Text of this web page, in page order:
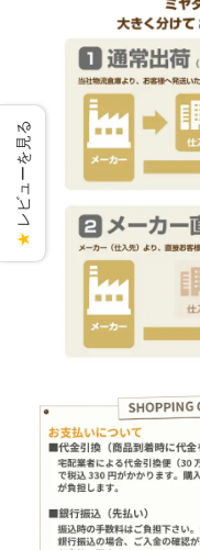
★
レビューを見る